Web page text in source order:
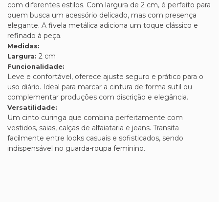
com diferentes estilos. Com largura de 2 cm, é perfeito para
quem busca um acessório delicado, mas com presença
elegante. A fivela metálica adiciona um toque clássico e
refinado à peça.
Medidas:
Largura: 2 cm
Funcionalidade:
Leve e confortável, oferece ajuste seguro e prático para o
uso diário. Ideal para marcar a cintura de forma sutil ou
complementar produções com discrição e elegância.
Versatilidade:
Um cinto curinga que combina perfeitamente com
vestidos, saias, calças de alfaiataria e jeans. Transita
facilmente entre looks casuais e sofisticados, sendo
indispensável no guarda-roupa feminino.